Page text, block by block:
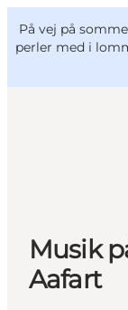
På vej på
perler med i
Mad og
VisitFyn
Deutsch
Musik
Aafart